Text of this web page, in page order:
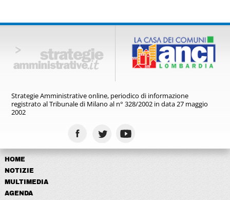
Strategie Amministrative online, periodico di informazione
registratoal Tribunale di Milano al n° 328/2002 in data 27 maggio
2002
HOME
NOTIZIE
MULTIMEDIA
AGENDA